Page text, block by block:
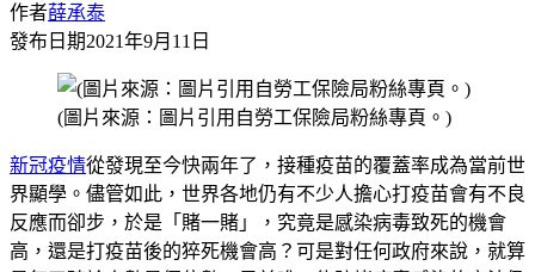
作者薛承泰
發布日期2021年9月11日
(圖片來源：圖片引用自勞工保險局粉絲專頁。)
新冠疫情從發現至今快兩年了，接種疫苗的覆蓋率成為當前世
界顯學。儘管如此，世界各地仍有不少人擔心打疫苗會有不良
反應而卻步，於是「賭一賭」，究竟是感染病毒致死的機會
高，還是打疫苗後的猝死機會高？可是對任何政府來說，就算